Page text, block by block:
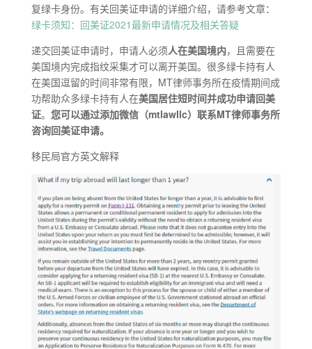
复绿卡身份。有关回美证申请的详细介绍，请参考文章：
绿卡须知：回美证2021最新申请情况及相关答疑
递交回美证申请时，申请人必须人在美国境内，且需要在
美国境内完成指纹采集才可以离开美国。很多绿卡持有人
在美国逗留的时间非常有限，MT律师事务所在疫情期间成
功帮助众多绿卡持有人在美国居住短时间并成功申请回美
证。 您可以通过添加微信（mtlawllc）联系MT律师事务所
咨询回美证申请。
移民局官方英文解释